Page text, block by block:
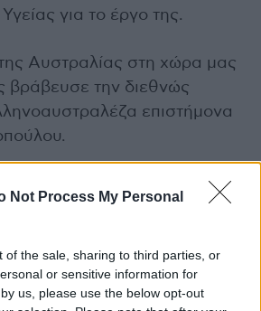
Not Process My Personal
of the sale, sharing to third parties, or
or sensitive information for
us, please use the below opt-out
για το έργο της.
Αυστραλίας στη χώρα μας
βράβευσε την διεθνώς
επιστήμονα